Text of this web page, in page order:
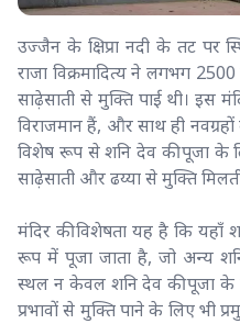
उज्जैन के क्षिप्रा नदी के तट पर
राजा विक्रमादित्य ने लगभग
साढ़ेसाती से मुक्ति पाई थी। इस
विराजमान हैं, और साथ ही
विशेष रूप से शनि देव की पूजा के
साढ़ेसाती और ढय्या से मुक्ति
मंदिर की विशेषता यह है कि यहाँ
रूप में पूजा जाता है, जो अन्य
स्थल न केवल शनि देव की पूजा के
प्रभावों से मुक्ति पाने के लिए भी